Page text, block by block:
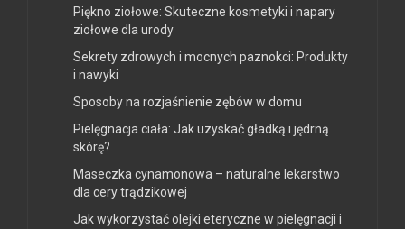
Piękno ziołowe: Skuteczne kosmetyki i napary
ziołowe dla urody
Sekrety zdrowych i mocnych paznokci: Produkty
i nawyki
Sposoby na rozjaśnienie zębów w domu
Pielęgnacja ciała: Jak uzyskać gładką i jędrną
skórę?
Maseczka cynamonowa – naturalne lekarstwo
dla cery trądzikowej
Jak wykorzystać olejki eteryczne w pielęgnacji i